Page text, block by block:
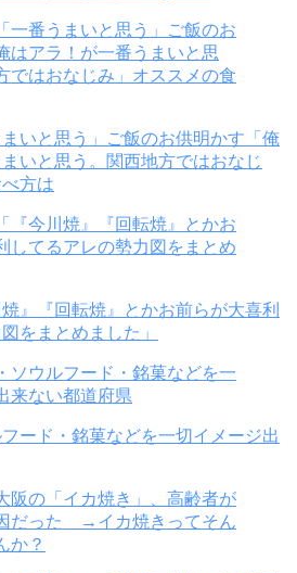
いと思う」ご飯のお供明かす「俺
いと思う。関西地方ではおなじ
方は
』『回転焼』とかお前らが大喜利
をまとめました」
ード・銘菓などを一切イメージ出